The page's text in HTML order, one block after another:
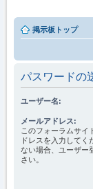
掲示板トップ
パスワードの
ユーザー名:
メールアドレス:
このフォーラムサイ
ドレスを入力して
ない場合、ユーザー
さい。